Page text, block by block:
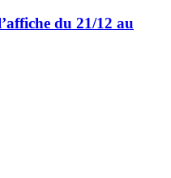
du 21/12 au